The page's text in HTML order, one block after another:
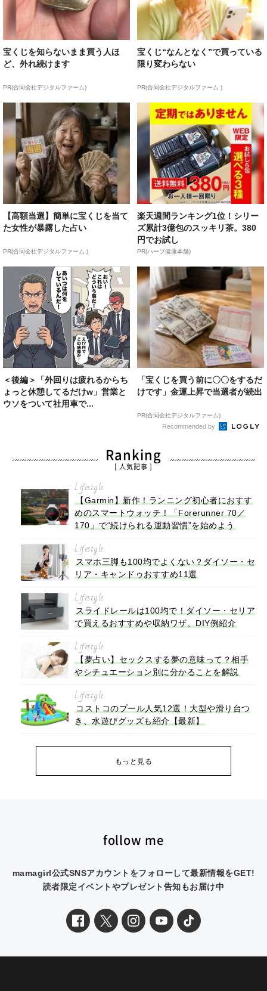
宝くじを知らないまま買う人ほ
ど、外れ続けます
PR(合同会社デジタルファーム)
宝くじ“なんとなく”で買っている
限り変わらない
PR(合同会社デジタルファーム )
【高額当選】簡単に宝くじを当て
た女性が暴露した占い
PR(合同会社デジタルファーム )
楽天週間ランキング1位！シリー
ズ累計3億包のスッキリ茶。380
円でお試し
PR(ハーブ健康本舗)
＜後編＞「外回りは疲れるからち
ょっと休憩してるだけw」営業と
ウソをついて社用車で...
「宝くじを買う前に〇〇をするだ
けです」金運上昇で当選者が続出
PR(合同会社デジタルファーム)
Recommended by
Ranking
[ 人気記事 ]
Lifestyle
【Garmin】新作！ランニング初心者におすす
めのスマートウォッチ！「Forerunner 70／
170」で“続けられる運動習慣”を始めよう
Lifestyle
スマホ三脚も100均でよくない？ダイソー・セ
リア・キャンドゥおすすめ11選
Lifestyle
スライドレールは100均で！ダイソー・セリア
で買えるおすすめや収納ワザ、DIY例紹介
Lifestyle
【夢占い】セックスする夢の意味って？相手
やシチュエーション別に分かることを解説
Lifestyle
コストコのプール人気12選！大型や滑り台つ
き、水遊びグッズも紹介【最新】
もっと見る
follow me
mamagirl公式SNSアカウントをフォローして最新情報をGET!
読者限定イベントやプレゼント告知もお届け中